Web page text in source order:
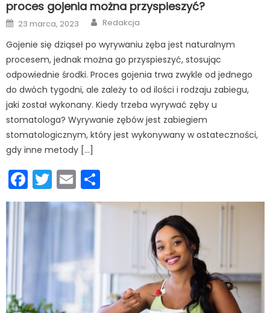
proces gojenia można przyspieszyć?
Posted
on
23 marca, 2023 Author
Redakcja
Gojenie się dziąseł po wyrywaniu zęba jest naturalnym
procesem, jednak można go przyspieszyć, stosując
odpowiednie środki. Proces gojenia trwa zwykle od jednego
do dwóch tygodni, ale zależy to od ilości i rodzaju zabiegu,
jaki został wykonany. Kiedy trzeba wyrywać zęby u
stomatologa? Wyrywanie zębów jest zabiegiem
stomatologicznym, który jest wykonywany w ostateczności,
gdy inne metody […]
Facebook
Twitter
Email
się